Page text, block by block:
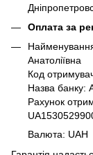
Оплата за
Анатоліївна
Код
Назва
Рахунок
Валюта: UAH